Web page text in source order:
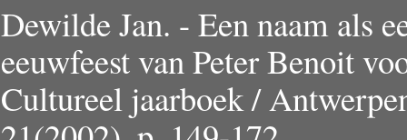
Dewilde Jan. - Een naam als
eeuwfeest van Peter Benoit
Cultureel jaarboek /